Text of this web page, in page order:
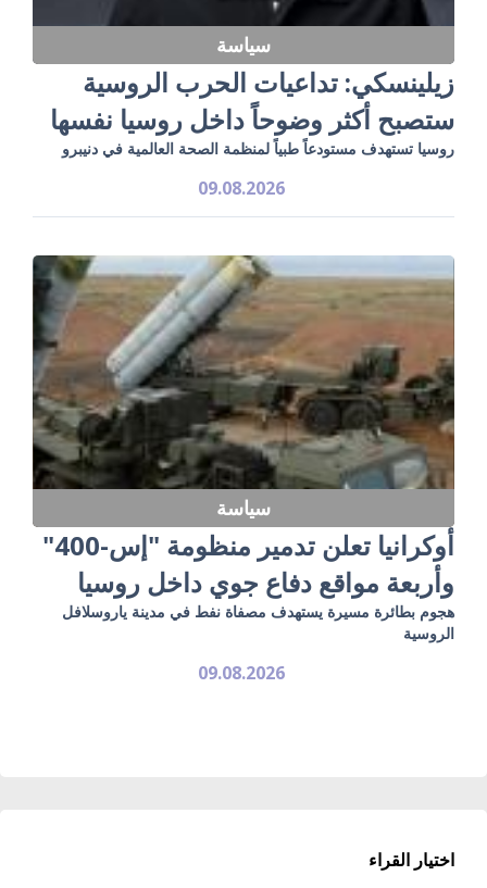
سياسة
زيلينسكي: تداعيات الحرب الروسية
ستصبح أكثر وضوحاً داخل روسيا نفسها
روسيا تستهدف مستودعاً طبياً لمنظمة الصحة العالمية في دنيبرو
09.08.2026
سياسة
أوكرانيا تعلن تدمير منظومة "إس-400"
وأربعة مواقع دفاع جوي داخل روسيا
هجوم بطائرة مسيرة يستهدف مصفاة نفط في مدينة ياروسلافل
الروسية
09.08.2026
اختيار القراء